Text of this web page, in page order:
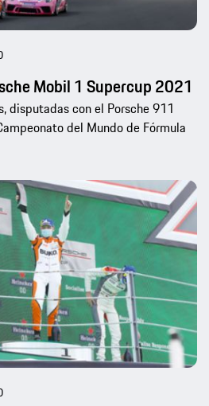
Mobil 1 Supercup 2021
disputadas con el Porsche 911
del Mundo de Fórmula